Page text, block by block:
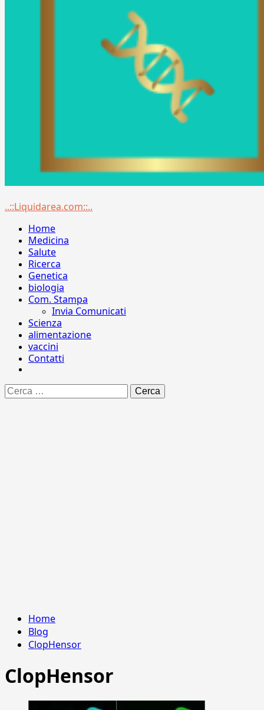
Menu
..::Liquidarea.com::..
Home
Medicina
Salute
Ricerca
Genetica
biologia
Com. Stampa
Invia Comunicati
Scienza
alimentazione
vaccini
Contatti
Ricerca
per:
Home
Blog
ClopHensor
ClopHensor